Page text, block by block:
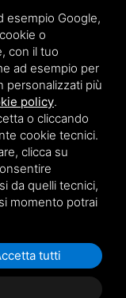
esempio Google,
o
con il tuo
ad esempio per
personalizzati più
policy.
o cliccando
cookie tecnici.
clicca su
da quelli tecnici,
momento potrai
tutti
07134890966
M1C3 -
-
-
è protetto da
Termini di servizio